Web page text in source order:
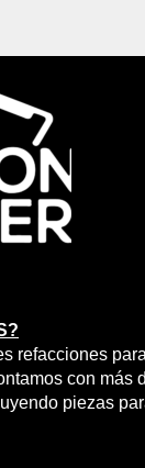
refacciones
con más
piezas